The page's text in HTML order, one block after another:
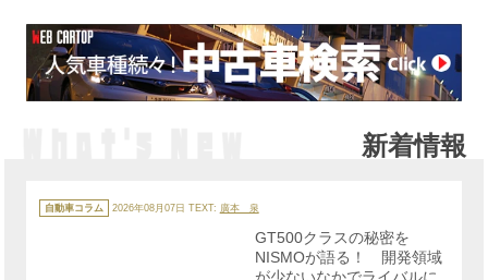
新着情報
カ
テ
ゴ
自動車コラム 2026年08月07日 TEXT: 廣本 泉
GT500クラスの秘密を
NISMOが語る！ 開発領域